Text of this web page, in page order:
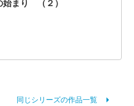
始まり （２）
同じシリーズの作品一覧